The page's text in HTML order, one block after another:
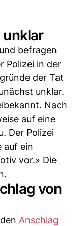
und befragen
Polizei in der
der Tat
unklar.
Nach
auf eine
Der Polizei
auf ein
vor.» Die
von
Anschlag